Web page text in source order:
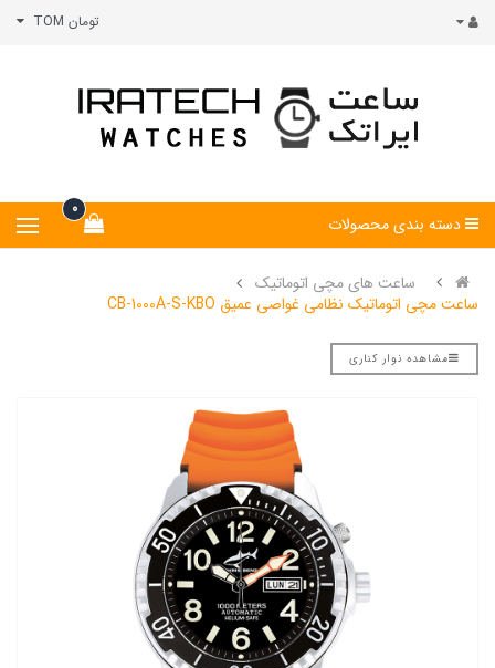
تومان TOM
0
دسته بندی محصولات
ساعت های مچی اتوماتیک
ساعت مچی اتوماتیک نظامی غواصی عمیق CB-1000A-S-KBO
مشاهده نوار کناری